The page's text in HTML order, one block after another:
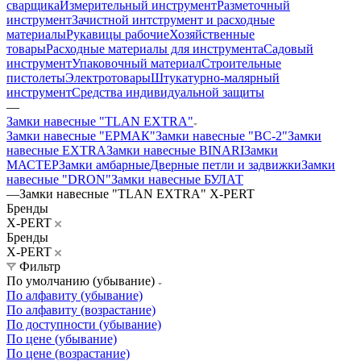
сварщикаИзмерительный инструментРазметочный
инструментЗачистной интструмент и расходные
материалыРукавицы рабочиеХозяйственные
товарыРасходные материалы для инструментаСадовый
инструментУпаковочный материалСтроительные
пистолетыЭлектротоварыШтукатурно-малярный
инструментСредства индивидуальной защиты
—
Замки навесные "TLAN EXTRA"
Замки навесные "ЕРМАК"Замки навесные "ВС-2"Замки
навесные EXTRAЗамки навесные BINARIЗамки
МАСТЕРЗамки амбарныеДверные петли и задвижкиЗамки
навесные "DRON"Замки навесные БУЛАТ
—Замки навесные "TLAN EXTRA" X-PERT
Бренды
X-PERT
Бренды
X-PERT
Фильтр
По умолчанию (убывание)
По алфавиту (убывание)
По алфавиту (возрастание)
По доступности (убывание)
По цене (убывание)
По цене (возрастание)